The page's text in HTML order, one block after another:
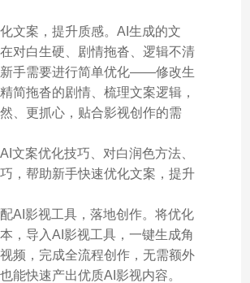
文案，提升质感。AI生成的文
对白生硬、剧情拖沓、逻辑不清
手需要进行简单优化——修改生
简拖沓的剧情、梳理文案逻辑，
、更抓心，贴合影视创作的需
文案优化技巧、对白润色方法、
，帮助新手快速优化文案，提升
AI影视工具，落地创作。将优化
，导入AI影视工具，一键生成角
频，完成全流程创作，无需额外
能快速产出优质AI影视内容。